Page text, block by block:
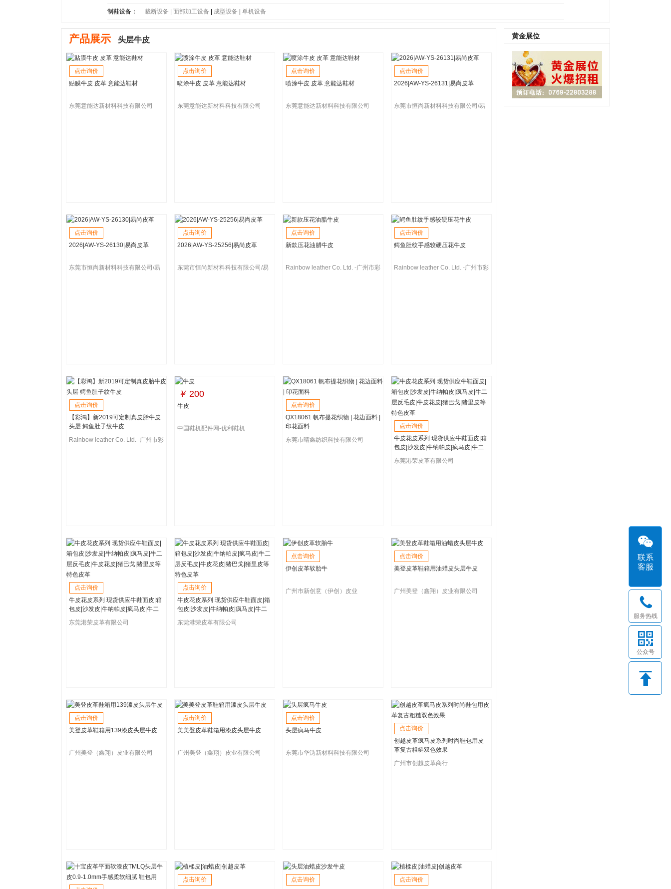
制鞋设备： 裁断设备 面部加工设备 成型设备 单机设备
产品展示 头层牛皮
点击询价
贴膜牛皮 皮革 意能达鞋材
东莞意能达新材料科技有限公司
点击询价
喷涂牛皮 皮革 意能达鞋材
东莞意能达新材料科技有限公司
点击询价
喷涂牛皮 皮革 意能达鞋材
东莞意能达新材料科技有限公司
点击询价
2026|AW-YS-26131|易尚皮革
东莞市恒尚新材料科技有限公司/易
点击询价
2026|AW-YS-26130|易尚皮革
东莞市恒尚新材料科技有限公司/易
点击询价
2026|AW-YS-25256|易尚皮革
东莞市恒尚新材料科技有限公司/易
点击询价
新款压花油腊牛皮
Rainbow leather Co. Ltd. -广州市彩
点击询价
鳄鱼肚纹手感较硬压花牛皮
Rainbow leather Co. Ltd. -广州市彩
点击询价
【彩鸿】新2019可定制真皮胎牛皮
头层 鳄鱼肚子纹牛皮
Rainbow leather Co. Ltd. -广州市彩
￥ 200
牛皮
中国鞋机配件网-优利鞋机
点击询价
QX18061 帆布提花织物 | 花边面料 |
印花面料
东莞市晴鑫纺织科技有限公司
点击询价
牛皮花皮系列 现货供应牛鞋面皮|箱
包皮|沙发皮|牛纳帕皮|疯马皮|牛二
层反毛皮|牛皮花皮|猪巴戈|猪里皮等
特色皮革
东莞港荣皮革有限公司
点击询价
牛皮花皮系列 现货供应牛鞋面皮|箱
包皮|沙发皮|牛纳帕皮|疯马皮|牛二
层反毛皮|牛皮花皮|猪巴戈|猪里皮等
特色皮革
东莞港荣皮革有限公司
点击询价
牛皮花皮系列 现货供应牛鞋面皮|箱
包皮|沙发皮|牛纳帕皮|疯马皮|牛二
层反毛皮|牛皮花皮|猪巴戈|猪里皮等
特色皮革
东莞港荣皮革有限公司
点击询价
伊创皮革软胎牛
广州市新创意（伊创）皮业
点击询价
美登皮革鞋箱用油蜡皮头层牛皮
广州美登（鑫翔）皮业有限公司
点击询价
美登皮革鞋箱用139漆皮头层牛皮
广州美登（鑫翔）皮业有限公司
点击询价
美美登皮革鞋箱用漆皮头层牛皮
广州美登（鑫翔）皮业有限公司
点击询价
头层疯马牛皮
东莞市华沩新材料科技有限公司
点击询价
创越皮革疯马皮系列时尚鞋包用皮
革复古粗糙双色效果
广州市创越皮革商行
点击询价
点击询价
点击询价
黄金展位
联系
客服
服务热线
公众号